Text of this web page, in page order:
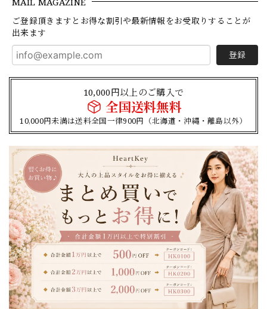
ご登録頂きますとお得な割引や最新情報をお受取りすることが
出来ます
登録
10,000円以上のご購入で
全国送料無料
10,000円未満は送料全国一律900円（北海道・沖縄・離島以外）